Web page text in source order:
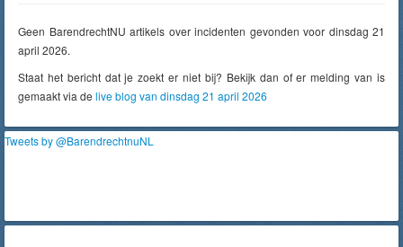
Geen BarendrechtNU artikels over incidenten gevonden voor dinsdag 21
april 2026.
Staat het bericht dat je zoekt er niet bij? Bekijk dan of er melding van is
gemaakt via de live blog van dinsdag 21 april 2026
Tweets by @BarendrechtnuNL